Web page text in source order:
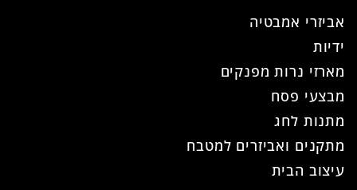
אביזרי אמבטיה
ידיות
מארזי נרות מפנקים
מבצעי פסח
מתנות לחג
מתקנים ואביזרים למטבח
עיצוב הבית